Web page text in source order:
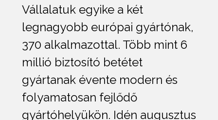
Vállalatuk egyike a két
legnagyobb európai gyártónak,
370 alkalmazottal. Több mint 6
millió biztosító betétet
gyártanak évente modern és
folyamatosan fejlődő
gyártóhelyükön. Idén augusztus